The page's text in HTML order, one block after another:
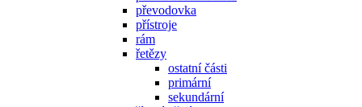
převodovka
přístroje
rám
řetězy
ostatní části
primární
sekundární